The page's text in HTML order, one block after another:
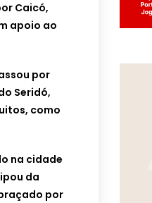
Caicó,
apoio ao
por
Seridó,
como
na cidade
da
por